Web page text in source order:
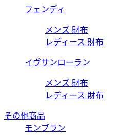
フェンディ
メンズ 財布
レディース 財布
イヴサンローラン
メンズ 財布
レディース 財布
その他商品
モンブラン